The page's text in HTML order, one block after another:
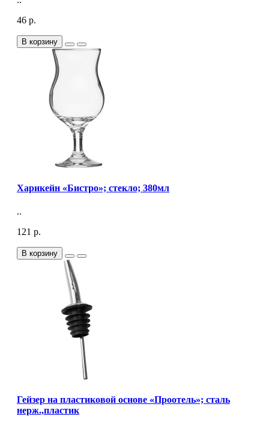
46 р.
В корзину
Харикейн «Бистро»; стекло; 380мл
..
121 р.
В корзину
Гейзер на пластиковой основе «Проотель»; сталь
нерж.,пластик